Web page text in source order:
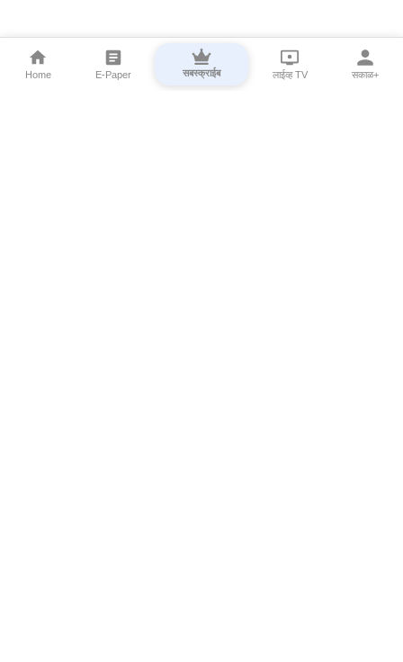
Home E-Paper सबस्क्राईब लाईव्ह TV सकाळ+